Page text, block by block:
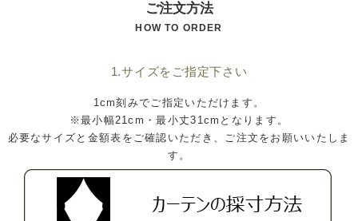
ご注文方法
HOW TO ORDER
1.サイズをご指定下さい
1cm刻みでご指定いただけます。
※最小幅21cm・最小丈31cmとなります。
必要なサイズと金額表をご確認いただき、ご注文をお願いいたしま
す。